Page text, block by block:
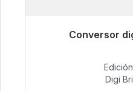
Conversor
Listo para envío
Digi